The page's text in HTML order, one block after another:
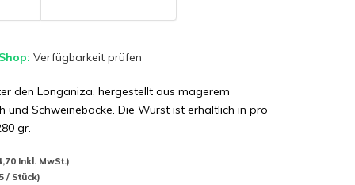
Verfügbarkeit prüfen
den Longaniza, hergestellt aus magerem
und Schweinebacke. Die Wurst ist erhältlich in pro
gr.
Inkl. MwSt.)
/ Stück)